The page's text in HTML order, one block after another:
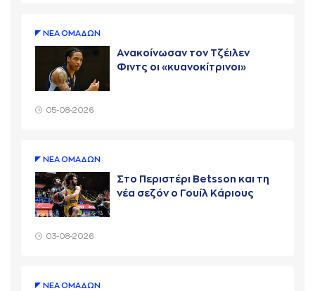
ΝΕA ΟΜAΔΩΝ
Ανακοίνωσαν τον Τζέιλεν
Φιντς οι «κυανοκίτρινοι»
05-08-2026
ΝΕA ΟΜAΔΩΝ
Στο Περιστέρι Betsson και τη
νέα σεζόν ο Γουίλ Κάριους
03-08-2026
ΝΕA ΟΜAΔΩΝ